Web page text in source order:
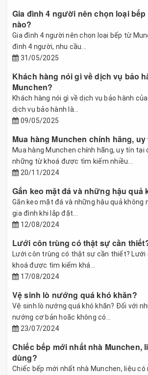
Gia đình 4 người nên chọn loại
nào?
Gia đình 4 người nên chọn loại bếp từ
đình 4 người, nhu cầu...
31/05/2025
Khách hàng nói gì về dịch vụ bảo
Munchen?
Khách hàng nói gì về dịch vụ bảo hành
dịch vụ bảo hành là...
09/05/2025
Mua hàng Munchen chính hãng,
Mua hàng Munchen chính hãng, uy tín tại
những từ khoá được tìm kiếm nhiều...
20/11/2024
Gắn keo mặt đá và những hậu quả
Gắn keo mặt đá và những hậu quả không
gia đình khi lắp đặt...
12/08/2024
Lưới côn trùng có thật sự cần
Lưới côn trùng có thật sự cần thiết? Lưới
khoá được tìm kiếm khá...
17/08/2024
Vệ sinh lò nướng quá khó khăn?
Vệ sinh lò nướng quá khó khăn? Đối với
nướng cơ bản hoăc không có...
23/07/2024
Chiếc bếp mới nhất nhà Munchen,
dùng?
Chiếc bếp mới nhất nhà Munchen, liệu có